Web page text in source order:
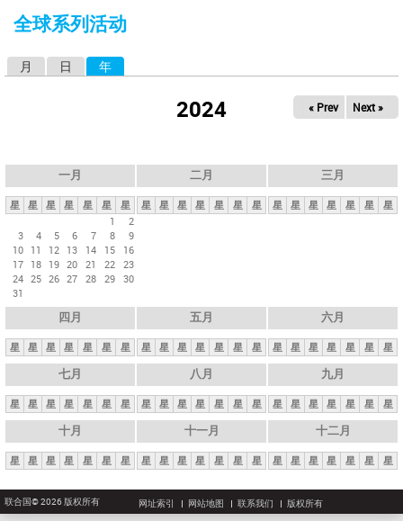
这
全球系列活动
月 日 年
2024 « Prev Next »
一月
星 星 星 星 星 星
星
1
2
3
4 5 6 7 8
9
10 11 12 13 14 15
16
17 18 19 20 21 22 23
24 25 26 27 28 29 30
31
二月
星 星 星 星 星 星 星
三月
星 星 星 星 星 星 星
四月
星 星 星 星 星 星 星
五月
星 星 星 星 星 星 星
六月
星 星 星 星 星 星 星
七月
星 星 星 星 星 星 星
八月
星 星 星 星 星 星 星
九月
星 星 星 星 星 星 星
十月
星 星 星 星 星 星 星
十一月
星 星 星 星 星 星 星
十二月
星 星 星 星 星 星 星
联合国© 2026 版权所有 网址索引 网站地图 联系我们 版权所有